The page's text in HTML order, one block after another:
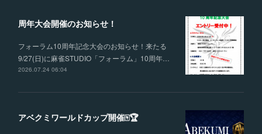
周年大会開催のお知らせ！
フォーラム10周年記念大会のお知らせ！来たる
9/27(日)に麻雀STUDIO「フォーラム」10周年…
2026.07.24 06:04
アベクミワールドカップ開催🀄🏆